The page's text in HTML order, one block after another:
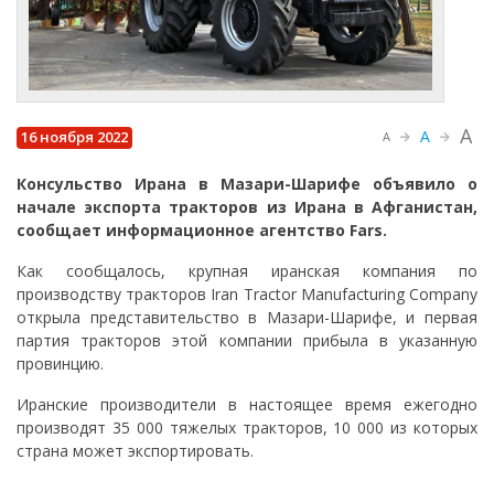
16 ноября 2022 A A A
Консульство Ирана в Мазари-Шарифе объявило о
начале экспорта тракторов из Ирана в Афганистан,
сообщает информационное агентство Fars.
Как сообщалось, крупная иранская компания по
производству тракторов Iran Tractor Manufacturing Company
открыла представительство в Мазари-Шарифе, и первая
партия тракторов этой компании прибыла в указанную
провинцию.
Иранские производители в настоящее время ежегодно
производят 35 000 тяжелых тракторов, 10 000 из которых
страна может экспортировать.